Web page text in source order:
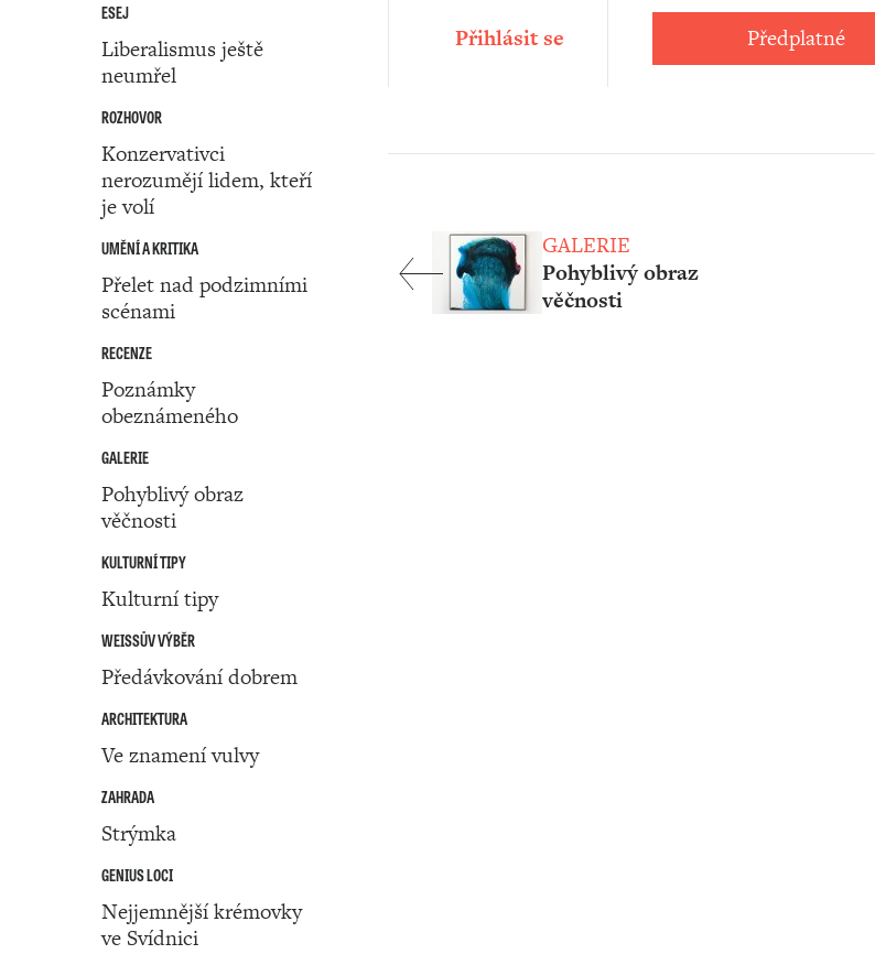
ESEJ
Liberalismus ještě
neumřel
ROZHOVOR
Konzervativci
nerozumějí lidem, kteří
je volí
UMĚNÍ A KRITIKA
Přelet nad podzimními
scénami
RECENZE
Poznámky
obeznámeného
GALERIE
Pohyblivý obraz
věčnosti
KULTURNÍ TIPY
Kulturní tipy
WEISSŮV VÝBĚR
Předávkování dobrem
ARCHITEKTURA
Ve znamení vulvy
ZAHRADA
Strýmka
GENIUS LOCI
Nejjemnější krémovky
ve Svídnici
Předplatné
Přihlásit se
GALERIE
Pohyblivý obraz
věčnosti